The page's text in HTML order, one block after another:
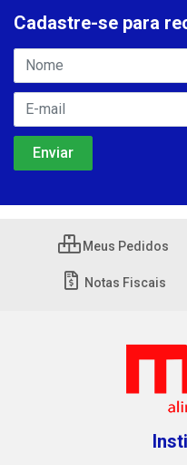
Cadastre-se para
Meus Pedidos
Notas Fiscais